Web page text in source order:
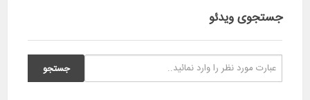
جستجوی ویدئو